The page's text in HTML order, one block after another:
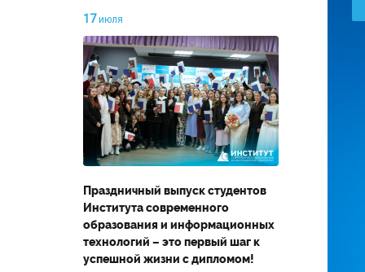
17 июля
Праздничный выпуск студентов
Института современного
образования и информационных
технологий – это первый шаг к
успешной жизни с дипломом!